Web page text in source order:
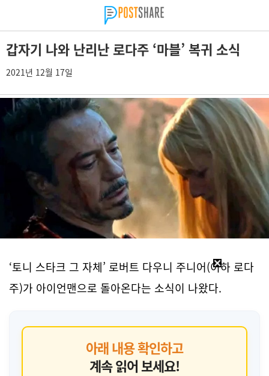
갑자기 나와 난리난 로다주 ‘마블’ 복귀 소식
2021년 12월 17일
‘토니 스타크 그 자체’ 로버트 다우니 주니어(이하 로다
주)가 아이언맨으로 돌아온다는 소식이 나왔다.
아래 내용 확인하고
계속 읽어 보세요!